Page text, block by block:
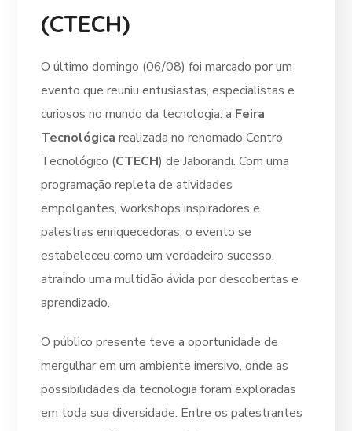
(CTECH)
O último domingo (06/08) foi marcado por um
evento que reuniu entusiastas, especialistas e
curiosos no mundo da tecnologia: a Feira
Tecnológica realizada no renomado Centro
Tecnológico (CTECH) de Jaborandi. Com uma
programação repleta de atividades
empolgantes, workshops inspiradores e
palestras enriquecedoras, o evento se
estabeleceu como um verdadeiro sucesso,
atraindo uma multidão ávida por descobertas e
aprendizado.
O público presente teve a oportunidade de
mergulhar em um ambiente imersivo, onde as
possibilidades da tecnologia foram exploradas
em toda sua diversidade. Entre os palestrantes